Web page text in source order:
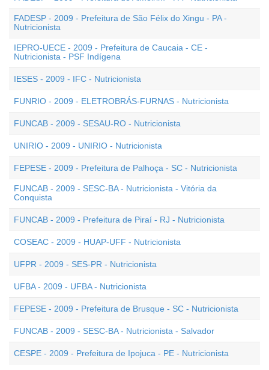
FADESP - 2009 - Prefeitura de São Félix do Xingu - PA -
Nutricionista
IEPRO-UECE - 2009 - Prefeitura de Caucaia - CE -
Nutricionista - PSF Indígena
IESES - 2009 - IFC - Nutricionista
FUNRIO - 2009 - ELETROBRÁS-FURNAS - Nutricionista
FUNCAB - 2009 - SESAU-RO - Nutricionista
UNIRIO - 2009 - UNIRIO - Nutricionista
FEPESE - 2009 - Prefeitura de Palhoça - SC - Nutricionista
FUNCAB - 2009 - SESC-BA - Nutricionista - Vitória da
Conquista
FUNCAB - 2009 - Prefeitura de Piraí - RJ - Nutricionista
COSEAC - 2009 - HUAP-UFF - Nutricionista
UFPR - 2009 - SES-PR - Nutricionista
UFBA - 2009 - UFBA - Nutricionista
FEPESE - 2009 - Prefeitura de Brusque - SC - Nutricionista
FUNCAB - 2009 - SESC-BA - Nutricionista - Salvador
CESPE - 2009 - Prefeitura de Ipojuca - PE - Nutricionista